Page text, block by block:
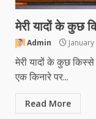
मेरी यादों के कुछ
Admin
मेरी यादों के कुछ
एक किनारे पर...
Read More